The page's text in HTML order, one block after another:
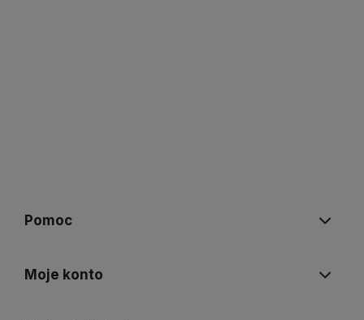
Pomoc
Moje konto